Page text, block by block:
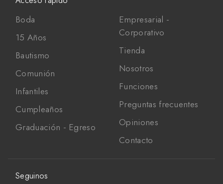
Boda
15 Años
Bautismo
Comunión
Infantiles
Cumpleaños
Graduación - Egreso
Empresarial -
Corporativo
Tienda
Nosotros
Funciones
Preguntas frecuentes
Opiniones
Contacto
Seguinos